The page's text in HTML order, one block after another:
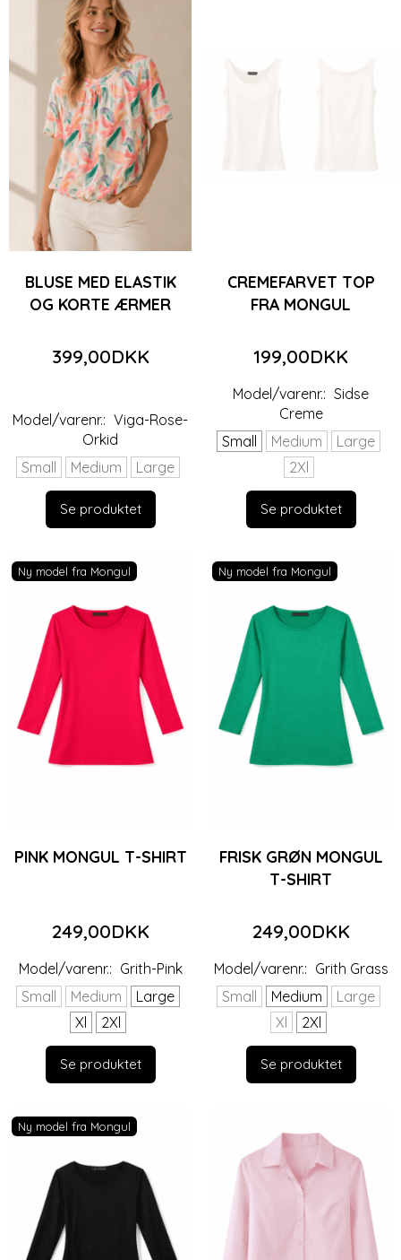
BLUSE MED ELASTIK
OG KORTE ÆRMER
399,00DKK
Model/varenr.: Viga-Rose-
Orkid
Small
Medium Large
Se produktet
CREMEFARVET TOP
FRA MONGUL
199,00DKK
Model/varenr.: Sidse
Creme
Small
Medium
Large
2Xl
Se produktet
Ny model fra Mongul
PINK MONGUL T-SHIRT
249,00DKK
Model/varenr.: Grith-Pink
Small
Medium
Large
Xl
2Xl
Se produktet
Ny model fra Mongul
FRISK GRØN MONGUL
T-SHIRT
249,00DKK
Model/varenr.: Grith Grass
Small
Medium
Large
Xl
2Xl
Se produktet
Ny model fra Mongul